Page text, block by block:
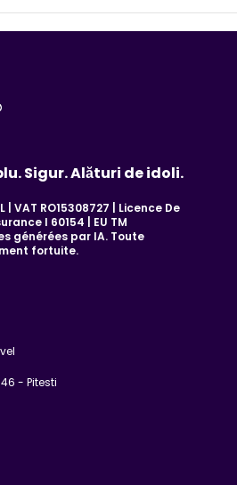
Sigur. Alături de idoli.
| VAT RO15308727 | Licence De
I 60154 | EU TM
générées par IA. Toute
fortuite.
- Pitesti